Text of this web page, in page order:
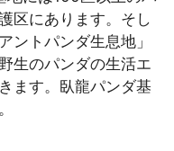
区にあります。そし
ントパンダ生息地」
生のパンダの生活エ
ます。臥龍パンダ基